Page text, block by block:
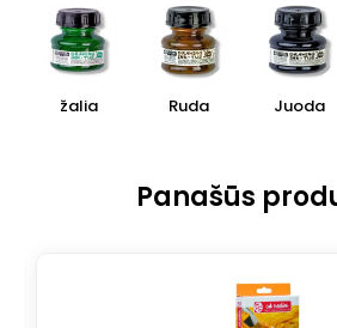
žalia Ruda Juoda
Panašūs